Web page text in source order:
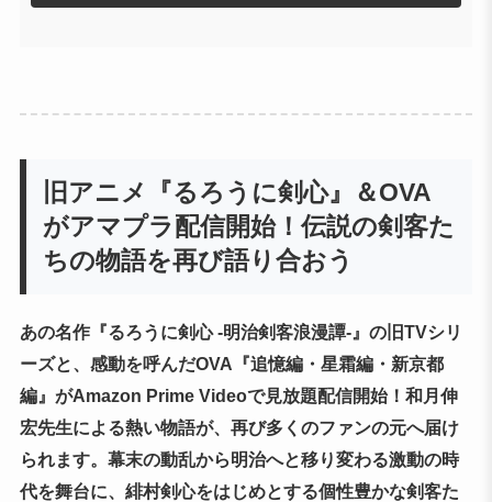
旧アニメ『るろうに剣心』＆OVA
がアマプラ配信開始！伝説の剣客た
ちの物語を再び語り合おう
あの名作『るろうに剣心 -明治剣客浪漫譚-』の旧TVシリ
ーズと、感動を呼んだOVA『追憶編・星霜編・新京都
編』がAmazon Prime Videoで見放題配信開始！和月伸
宏先生による熱い物語が、再び多くのファンの元へ届け
られます。幕末の動乱から明治へと移り変わる激動の時
代を舞台に、緋村剣心をはじめとする個性豊かな剣客た